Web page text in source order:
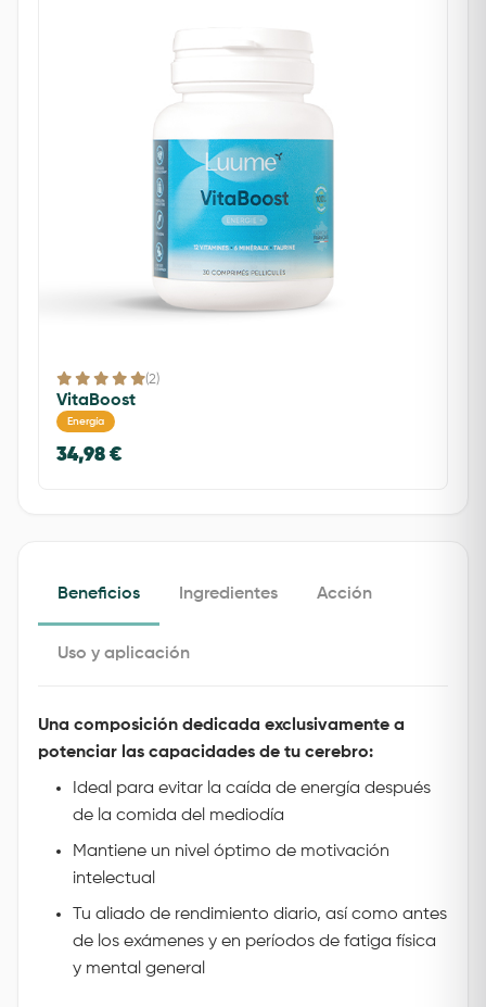
(2)
VitaBoost
Energía
34,98 €
Beneficios Ingredientes Acción
Uso y aplicación
Una composición dedicada exclusivamente a
potenciar las capacidades de tu cerebro:
Ideal para evitar la caída de energía después
de la comida del mediodía
Mantiene un nivel óptimo de motivación
intelectual
Tu aliado de rendimiento diario, así como antes
de los exámenes y en períodos de fatiga física
y mental general